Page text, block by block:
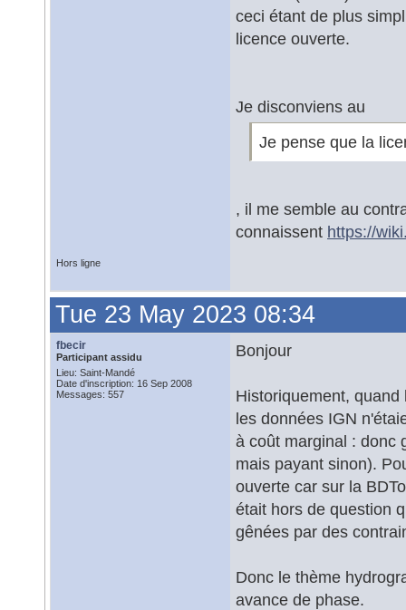
ceci étant de plus
licence ouverte.
Je disconviens au
Je pense que la
, il me semble au
connaissent https://
Hors ligne
Tue 23 May 2023 08:34
fbecir
Participant assidu
Lieu: Saint-Mandé
Date d'inscription: 16 Sep 2008
Messages: 557
Bonjour
Historiquement,
les données IGN
à coût marginal : donc
mais payant sinon).
ouverte car sur la
était hors de question
gênées par des
Donc le thème
avance de phase.